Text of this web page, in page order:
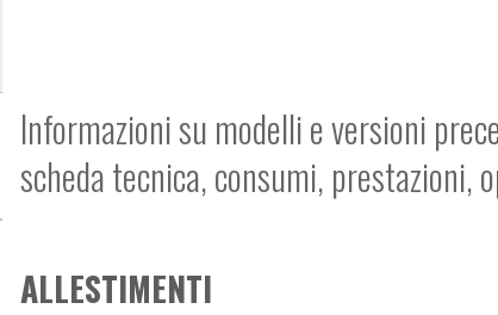
Informazioni su modelli e versioni
scheda tecnica, consumi, prestazioni,
ALLESTIMENTI